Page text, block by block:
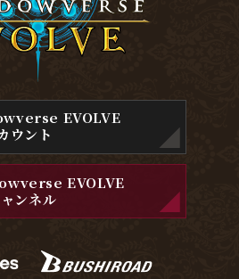
EVOLVE
ウント
EVOLVE
ンネル